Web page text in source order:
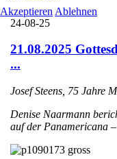
24-08-25
21.08.2025
...
Josef Steens, 75 Jahre
Denise Naarmann
auf der Panamericana
Akzeptieren Ablehnen